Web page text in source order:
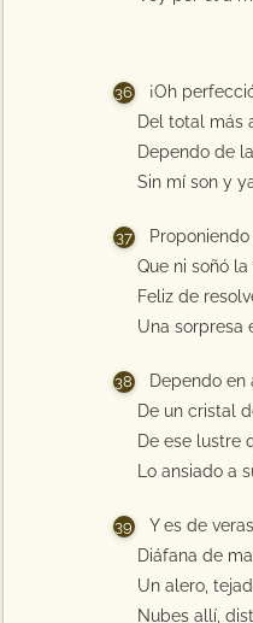
¡Oh
Del total más
Dependo de
Sin mí son y
Que ni soñó la
Feliz de
Una sorpresa
Dependo en
De un cristal
De ese lustre
Lo ansiado a
Y es de
Diáfana de
Un alero,
Nubes allí,